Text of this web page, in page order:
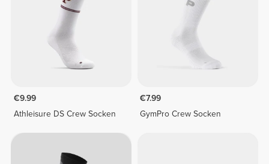
€9.99
Athleisure DS Crew Socken
€7.99
GymPro Crew Socken